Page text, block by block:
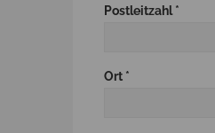
Postleitzahl *
Ort *